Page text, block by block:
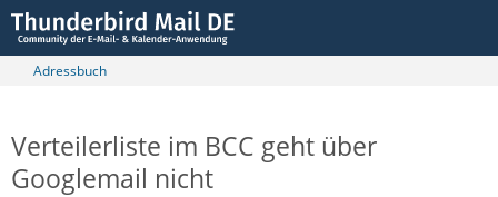
Adressbuch
Verteilerliste im BCC geht über
Googlemail nicht